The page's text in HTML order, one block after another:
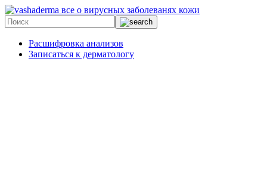
все о вирусных заболеванях кожи
Расшифровка анализов
Записаться к дерматологу